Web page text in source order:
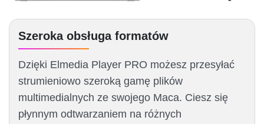
Szeroka obsługa formatów
Dzięki Elmedia Player PRO możesz przesyłać
strumieniowo szeroką gamę plików
multimedialnych ze swojego Maca. Ciesz się
płynnym odtwarzaniem na różnych